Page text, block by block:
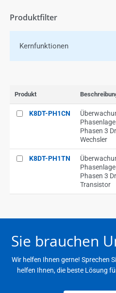
Produktfilter
Kernfunktionen
Produkt
K8DT-PH1CN
Phasen 3
Wechsler
K8DT-PH1TN
Phasen 3
Transistor
Sie brauchen
Wir helfen Ihnen gerne! Sprechen
helfen Ihnen, die beste Lösung